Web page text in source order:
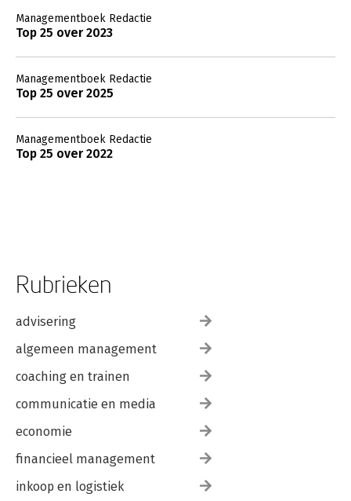
Managementboek Redactie
Top 25 over 2023
Managementboek Redactie
Top 25 over 2025
Managementboek Redactie
Top 25 over 2022
Rubrieken
advisering
algemeen management
coaching en trainen
communicatie en media
economie
financieel management
inkoop en logistiek